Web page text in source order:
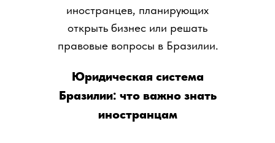
иностранцев, планирующих
открыть бизнес или решать
правовые вопросы в Бразилии.
Юридическая система
Бразилии: что важно знать
иностранцам